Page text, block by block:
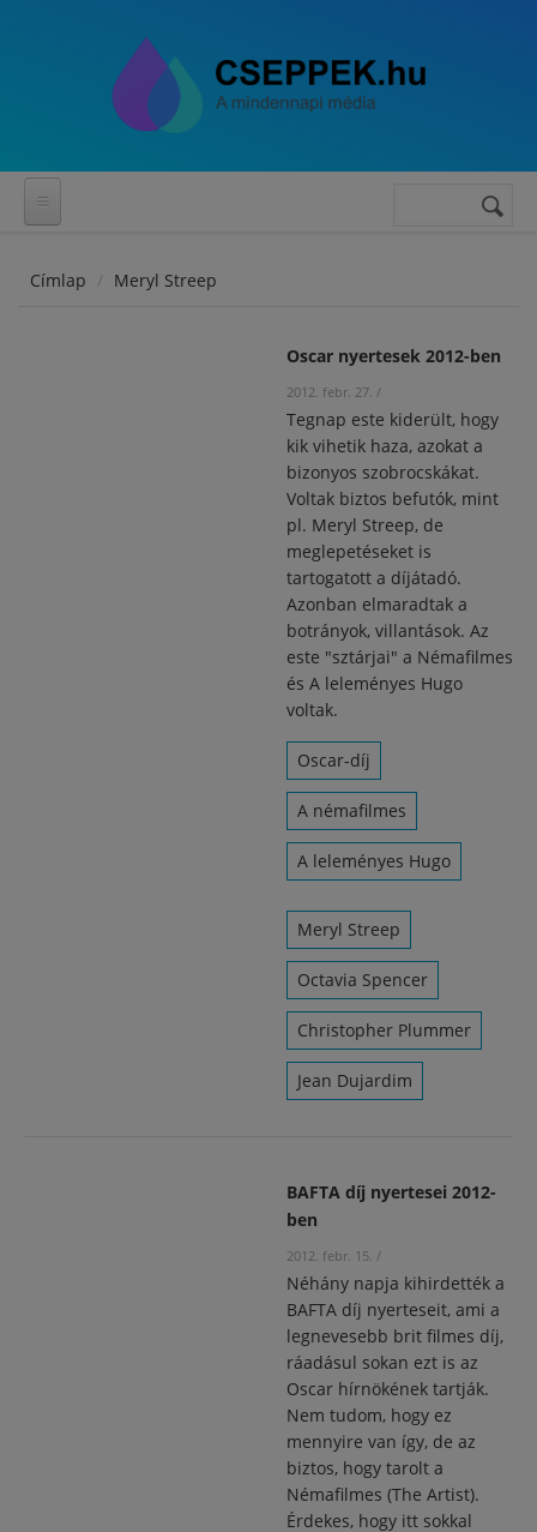
Keresés
Címlap Meryl Streep
Oscar nyertesek 2012-ben
2012. febr. 27. /
Tegnap este kiderült, hogy
kik vihetik haza, azokat a
bizonyos szobrocskákat.
Voltak biztos befutók, mint
pl. Meryl Streep, de
meglepetéseket is
tartogatott a díjátadó.
Azonban elmaradtak a
botrányok, villantások. Az
este "sztárjai" a Némafilmes
és A leleményes Hugo
voltak.
Oscar-díj
A némafilmes
A leleményes Hugo
Meryl Streep
Octavia Spencer
Christopher Plummer
Jean Dujardim
BAFTA díj nyertesei 2012-
ben
2012. febr. 15. /
Néhány napja kihirdették a
BAFTA díj nyerteseit, ami a
legnevesebb brit filmes díj,
ráadásul sokan ezt is az
Oscar hírnökének tartják.
Nem tudom, hogy ez
mennyire van így, de az
biztos, hogy tarolt a
Némafilmes (The Artist).
Érdekes, hogy itt sokkal